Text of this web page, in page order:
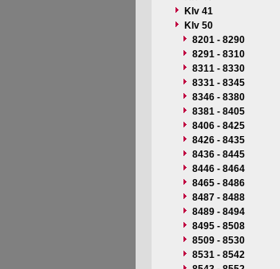
Klv 41
Klv 50
8201 - 8290
8291 - 8310
8311 - 8330
8331 - 8345
8346 - 8380
8381 - 8405
8406 - 8425
8426 - 8435
8436 - 8445
8446 - 8464
8465 - 8486
8487 - 8488
8489 - 8494
8495 - 8508
8509 - 8530
8531 - 8542